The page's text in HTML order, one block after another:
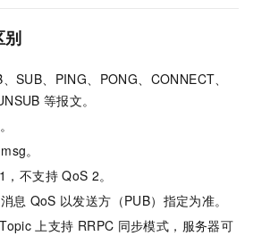
别
SUB、PING、PONG、CONNECT、
等报文。
。
，不支持 QoS 2。
息 QoS 以发送方（PUB）指定为准。
上支持 RRPC 同步模式，服务器可